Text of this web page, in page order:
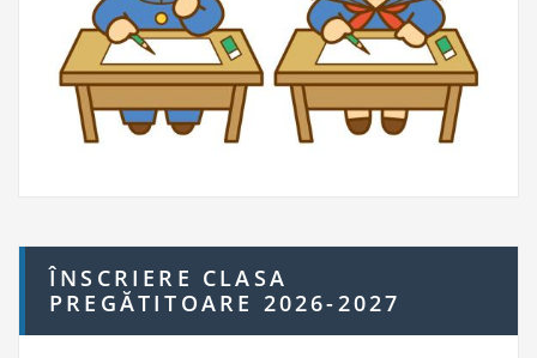
ÎNSCRIERE CLASA
PREGĂTITOARE 2026-2027